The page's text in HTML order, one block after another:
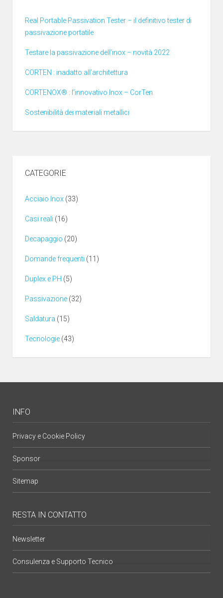
Real Portable Passivation Tester – il definitivo tester di
passivazione portatile
Testare la passivazione dell’inox – novità 2022
CORTEN : inadatto all’architettura
CORTENOX® : l’innovativo Inox – CorTen
Sostenibilità dei materiali metallici
CATEGORIE
Acciaio Inox (33)
Casi reali (16)
Decapaggio (20)
Domande frequenti (11)
Duplex e PH (5)
Passivazione (32)
Saldatura (15)
Tecnologie (43)
INFO
Privacy e Cookie Policy
Sponsor
Sitemap
RESTA IN CONTATTO
Newsletter
Consulenza e Supporto Tecnico